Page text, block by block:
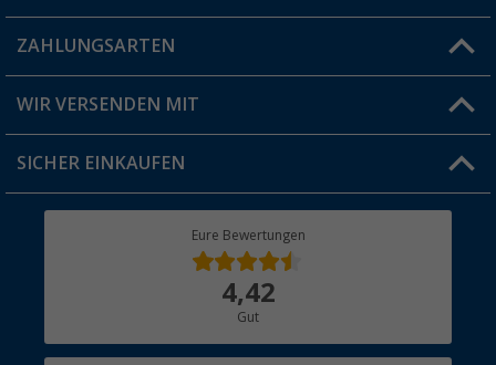
Blog
Jobs & Karriere
FAQ & Kontakt
Versandinformationen
Rücksendung
ZAHLUNGSARTEN
WIR VERSENDEN MIT
SICHER EINKAUFEN
Eure Bewertungen
4,42
Gut